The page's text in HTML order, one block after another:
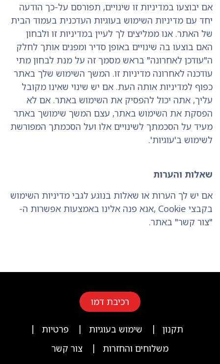
אם יבוצעו במדיניות זו שינויים, תפורסם על-כך הודעה
יחד עם מדיניות השימוש בעוגיות העדכנית בעמוד הבית
של האתר. אנו ממליצים לך לעיין במדיניות זו ולבחון
האם בוצעו בה שינויים באופן סדיר ומפנים אותך לחלק
ה"עודכן לאחרונה" בראש מסמך זה על מנת לבחון מתי
עודכנה לאחרונה מדיניות זו. המשך השימוש שלך באתר
כפוף למדיניות אותה העת. אם יש שינוי שאינו מקובל
עליך, אתה יכול להפסיק את השימוש באתר. אם לא
הפסקת את השימוש באתר, עצם המשך שימושך באתר
מעיד על הסכמתך לשינויים אלו ועל הסכמתך המפורשת
לשימוש ב'עוגיות'.
שאלות והערות
אם יש לך הערות או שאלות בנוגע לגבי מדיניות השימוש
בקבצי Cookie ,אנא פנה אלינו באמצעות אפשרות ה-
"צור קשר" באתר.
רכיבת דמו
תקנון | שימוש בעוגיות | פרטיות
|
משלוחים והחזרות
| צור קשר